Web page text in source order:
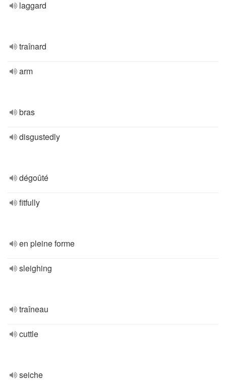
laggard
traînard
arm
bras
disgustedly
dégoûté
fitfully
en pleine forme
sleighing
traîneau
cuttle
seiche